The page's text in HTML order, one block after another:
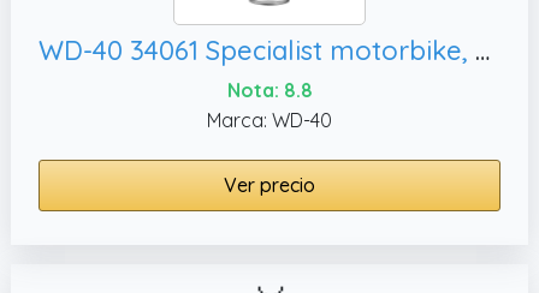
WD-40 34061 Specialist motorbike, 500 ml
Nota: 8.8
Marca: WD-40
Ver precio